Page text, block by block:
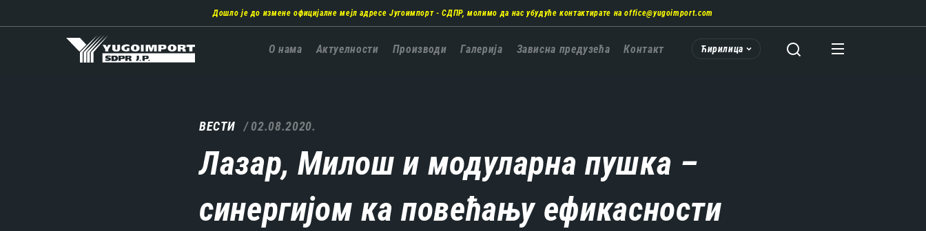
Дошло је до измене официјалне мејл адресе Југоимпорт - СДПР, молимо да нас убудуће контактирате наoffice@yugoimport.com
Главна
О нама Актуелности Производи Галерија Зависна предузећа Контакт Ћирилица
ВЕСТИ 02.08.2020.
Лазар, Милош и модуларна пушка –
синергијом ка повећању ефикасности